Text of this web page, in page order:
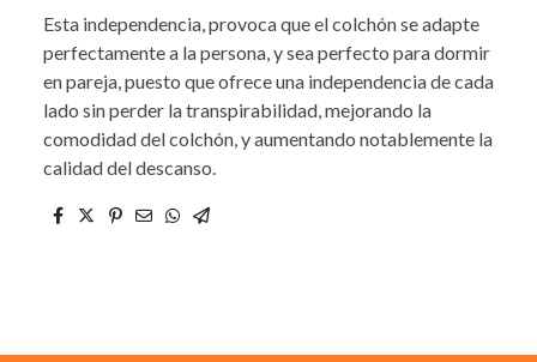
Esta independencia, provoca que el colchón se adapte
perfectamente a la persona, y sea perfecto para dormir
en pareja, puesto que ofrece una independencia de cada
lado sin perder la transpirabilidad, mejorando la
comodidad del colchón, y aumentando notablemente la
calidad del descanso.